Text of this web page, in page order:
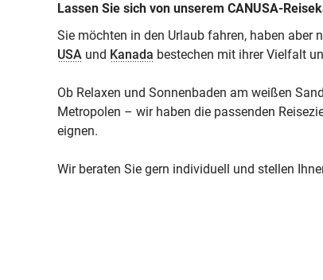
Lassen Sie sich von unserem CANUSA-
Sie möchten in den Urlaub fahren, haben aber
USA und Kanada bestechen mit ihrer Vielfalt
Ob Relaxen und Sonnenbaden am weißen
Metropolen – wir haben die passenden
eignen.
Wir beraten Sie gern individuell und stellen